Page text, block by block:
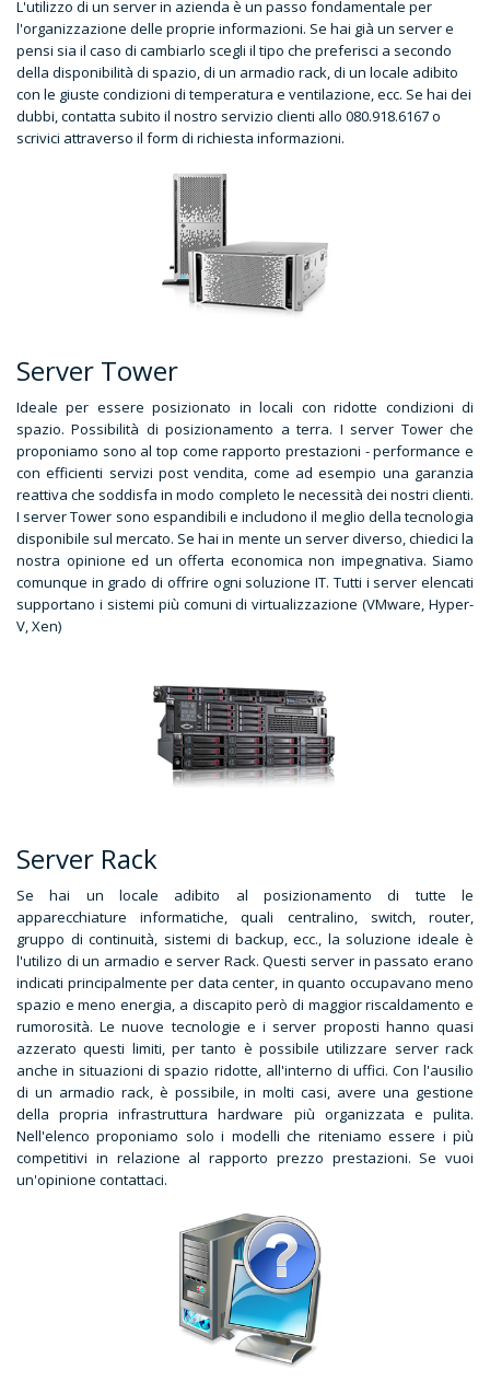
L'utilizzo di un server in azienda è un passo fondamentale per
l'organizzazione delle proprie informazioni. Se hai già un server e
pensi sia il caso di cambiarlo scegli il tipo che preferisci a secondo
della disponibilità di spazio, di un armadio rack, di un locale adibito
con le giuste condizioni di temperatura e ventilazione, ecc. Se hai dei
dubbi, contatta subito il nostro servizio clienti allo 080.918.6167 o
scrivici attraverso il form di richiesta informazioni.
Server Tower
Ideale per essere posizionato in locali con ridotte condizioni di
spazio. Possibilità di posizionamento a terra. I server Tower che
proponiamo sono al top come rapporto prestazioni - performance e
con efficienti servizi post vendita, come ad esempio una garanzia
reattiva che soddisfa in modo completo le necessità dei nostri clienti.
I server Tower sono espandibili e includono il meglio della tecnologia
disponibile sul mercato. Se hai in mente un server diverso, chiedici la
nostra opinione ed un offerta economica non impegnativa. Siamo
comunque in grado di offrire ogni soluzione IT. Tutti i server elencati
supportano i sistemi più comuni di virtualizzazione (VMware, Hyper-
V, Xen)
Server Rack
Se hai un locale adibito al posizionamento di tutte le
apparecchiature informatiche, quali centralino, switch, router,
gruppo di continuità, sistemi di backup, ecc., la soluzione ideale è
l'utilizo di un armadio e server Rack. Questi server in passato erano
indicati principalmente per data center, in quanto occupavano meno
spazio e meno energia, a discapito però di maggior riscaldamento e
rumorosità. Le nuove tecnologie e i server proposti hanno quasi
azzerato questi limiti, per tanto è possibile utilizzare server rack
anche in situazioni di spazio ridotte, all'interno di uffici. Con l'ausilio
di un armadio rack, è possibile, in molti casi, avere una gestione
della propria infrastruttura hardware più organizzata e pulita.
Nell'elenco proponiamo solo i modelli che riteniamo essere i più
competitivi in relazione al rapporto prezzo prestazioni. Se vuoi
un'opinione contattaci.